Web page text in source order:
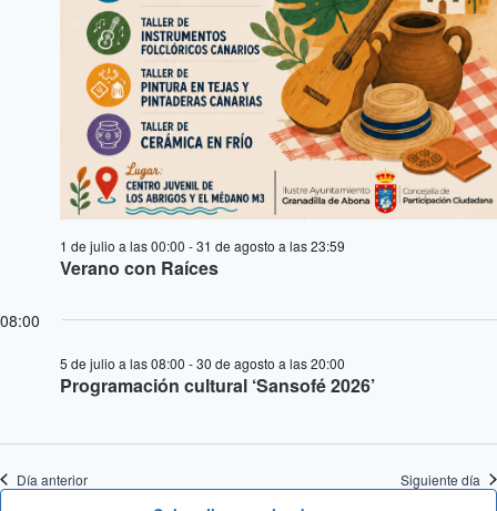
Verano con Raíces
1 de julio a las 00:00 -31 de agosto a las 23:59
08:00
Programación cultural ‘Sansofé 2026’
5 de julio a las 08:00 -30 de agosto a las 20:00
Día anterior Siguiente día